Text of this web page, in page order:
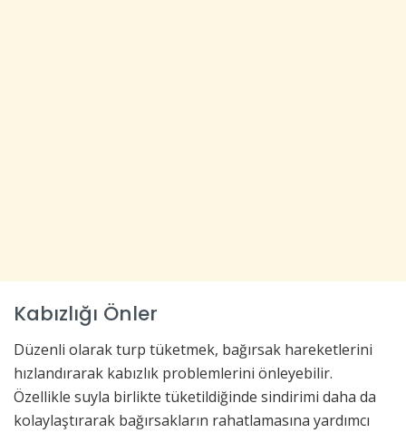
Kabızlığı Önler
Düzenli olarak turp tüketmek, bağırsak hareketlerini
hızlandırarak kabızlık problemlerini önleyebilir.
Özellikle suyla birlikte tüketildiğinde sindirimi daha da
kolaylaştırarak bağırsakların rahatlamasına yardımcı